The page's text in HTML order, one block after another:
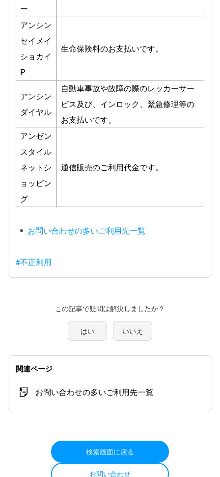
ー
アンシン
セイメイ
ショカイ
P
生命保険料のお支払いです。
アンシン
ダイヤル
自動車事故や故障の際のレッカーサー
ビス及び、インロック、緊急修理等の
お支払いです。
アンゼン
スタイル
ネットシ
ョッピン
グ
通信販売のご利用代金です。
お問い合わせの多いご利用先一覧
#不正利用
この記事で疑問は解決しましたか？
はい いいえ
関連ページ
お問い合わせの多いご利用先一覧
検索画面に戻る
お問い合わせ